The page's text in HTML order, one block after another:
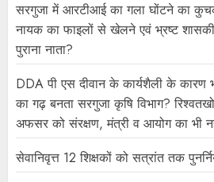
सरगुजा में आरटीआई का गला घोंटने का
नायक का फाइलों से खेलने एवं भ्रष्ट
पुराना नाता?
DDA पी एस दीवान के कार्यशैली के कारण
का गढ़ बनता सरगुजा कृषि विभाग?
अफसर को संरक्षण, मंत्री व आयोग का भी
सेवानिवृत्त 12 शिक्षकों को सत्रांत तक